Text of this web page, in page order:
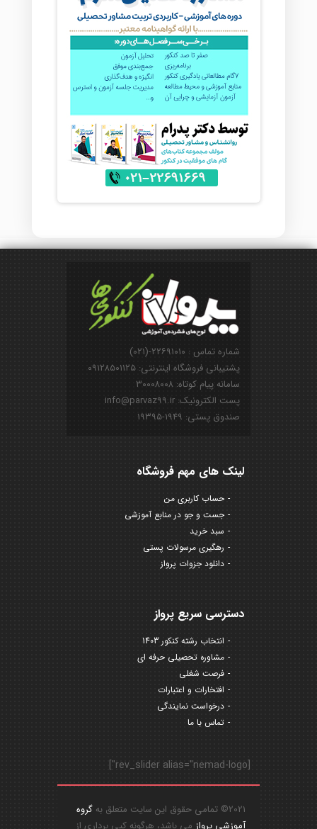
شماره تماس : ۲۲۶۹۱۰۱۰-(۰۲۱)
پشتیبانی فروشگاه اینترنتی: ۰۹۱۲۸۵۰۱۱۲۵
سامانه پیام کوتاه: ۳۰۰۰۸۰۰۸
پست الکترونیک: info@parvaz99.ir
صندوق پستی: ۱۹۴۹-۱۹۳۹۵
لینک های مهم فروشگاه
حساب کاربری من
جست و جو در منابع آموزشی
سبد خرید
رهگیری مرسولات پستی
دانلود جزوات پرواز
دسترسی سریع پرواز
انتخاب رشته کنکور 1403
مشاوره تحصیلی حرفه ای
فرصت شغلی
افتخارات و اعتبارات
درخواست نمایندگی
تماس با ما
[rev_slider alias="nemad-logo"]
2021© تمامی حقوق این سایت متعلق به
گروه